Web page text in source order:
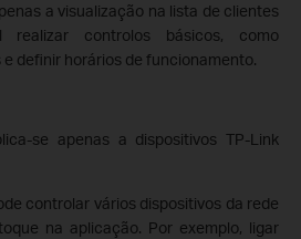
a visualização na lista de clientes
realizar controlos básicos, como
definir horários de funcionamento.
se apenas a dispositivos TP-Link
controlar vários dispositivos da rede
na aplicação. Por exemplo, ligar